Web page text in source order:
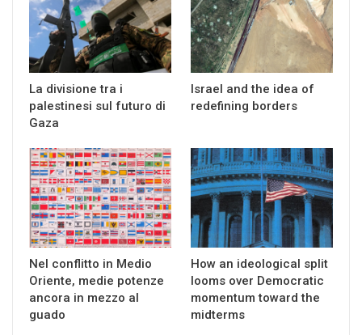
La divisione tra i
palestinesi sul futuro di
Gaza
Israel and the idea of
redefining borders
Nel conflitto in Medio
Oriente, medie potenze
ancora in mezzo al
guado
How an ideological split
looms over Democratic
momentum toward the
midterms